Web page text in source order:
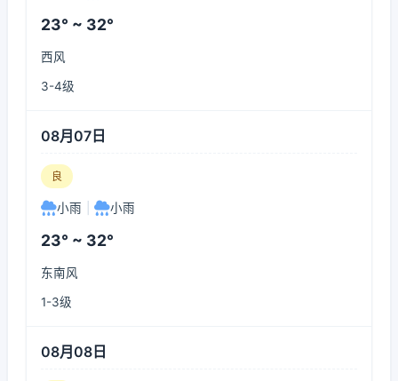
23° ~ 32°
西风
3-4级
08月07日
良
小雨 小雨
23° ~ 32°
东南风
1-3级
08月08日